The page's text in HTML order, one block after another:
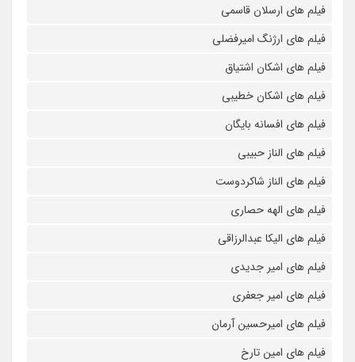
فیلم های ارسلان قاسمی
فیلم های ارژنگ امیرفضلی
فیلم های اشکان اشتیاق
فیلم های اشکان خطیبی
فیلم های افسانه بایگان
فیلم های الناز حبیبی
فیلم های الناز شاکردوست
فیلم های الهه حصاری
فیلم های الیکا عبدالرزاقی
فیلم های امیر جدیدی
فیلم های امیر جعفری
فیلم های امیرحسین آرمان
فیلم های امین تارخ